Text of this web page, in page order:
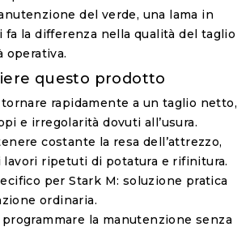
del verde, una lama in
fa la differenza nella qualità del taglio
operativa.
questo prodotto
rapidamente a un taglio netto,
e irregolarità dovuti all’usura.
costante la resa dell’attrezzo,
ripetuti di potatura e rifinitura.
per Stark M: soluzione pratica
ordinaria.
la manutenzione senza